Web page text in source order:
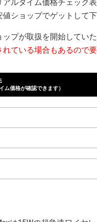
アルタイム価格チェック
ショップでゲットして下
プが取扱を開始していた
ている場合もあるので要
ム価格が確認できます）